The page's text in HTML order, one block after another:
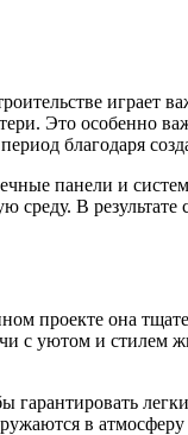
Это
благодаря
панели и
В результате
проекте она
с уютом и стилем
гарантировать
в